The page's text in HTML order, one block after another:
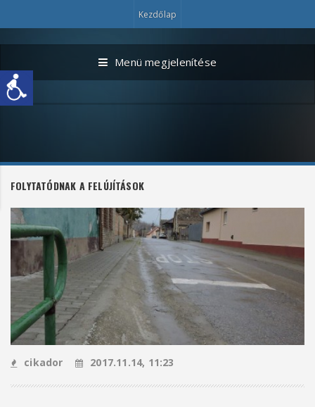
Kezdőlap
Menü megjelenítése
FOLYTATÓDNAK A FELÚJÍTÁSOK
cikador 2017.11.14, 11:23